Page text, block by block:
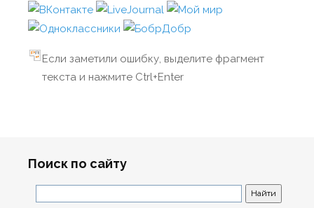
Если заметили ошибку, выделите фрагмент
текста и нажмите Ctrl+Enter
Поиск по сайту